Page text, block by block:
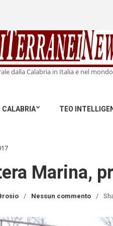
dalla Calabria in Italia e nel mondo
CALABRIA TEO
Marina,
Nessun commento